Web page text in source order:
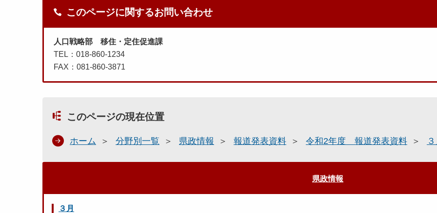
このページに関するお問い合わせ
人口戦略部 移住・定住促進課
TEL：018-860-1234
FAX：081-860-3871
このページの現在位置
ホーム 分野別一覧 県政情報 報道発表資料 令和2年度 報道発表資料
県政情報
３月